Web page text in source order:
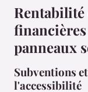
panneaux
Subventions
l'accessibilité